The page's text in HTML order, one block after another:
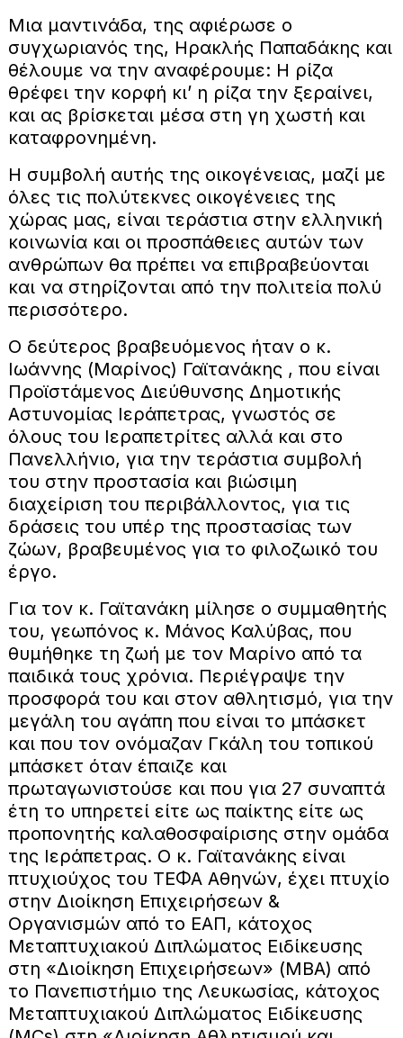
Μια μαντινάδα, της αφιέρωσε ο
συγχωριανός της, Ηρακλής Παπαδάκης και
θέλουμε να την αναφέρουμε: Η ρίζα
θρέφει την κορφή κι’ η ρίζα την ξεραίνει,
και ας βρίσκεται μέσα στη γη χωστή και
καταφρονημένη.
Η συμβολή αυτής της οικογένειας, μαζί με
όλες τις πολύτεκνες οικογένειες της
χώρας μας, είναι τεράστια στην ελληνική
κοινωνία και οι προσπάθειες αυτών των
ανθρώπων θα πρέπει να επιβραβεύονται
και να στηρίζονται από την πολιτεία πολύ
περισσότερο.
Ο δεύτερος βραβευόμενος ήταν ο κ.
Ιωάννης (Μαρίνος) Γαϊτανάκης , που είναι
Προϊστάμενος Διεύθυνσης Δημοτικής
Αστυνομίας Ιεράπετρας, γνωστός σε
όλους του Ιεραπετρίτες αλλά και στο
Πανελλήνιο, για την τεράστια συμβολή
του στην προστασία και βιώσιμη
διαχείριση του περιβάλλοντος, για τις
δράσεις του υπέρ της προστασίας των
ζώων, βραβευμένος για το φιλοζωικό του
έργο.
Για τον κ. Γαϊτανάκη μίλησε ο συμμαθητής
του, γεωπόνος κ. Μάνος Καλύβας, που
θυμήθηκε τη ζωή με τον Μαρίνο από τα
παιδικά τους χρόνια. Περιέγραψε την
προσφορά του και στον αθλητισμό, για την
μεγάλη του αγάπη που είναι το μπάσκετ
και που τον ονόμαζαν Γκάλη του τοπικού
μπάσκετ όταν έπαιζε και
πρωταγωνιστούσε και που για 27 συναπτά
έτη το υπηρετεί είτε ως παίκτης είτε ως
προπονητής καλαθοσφαίρισης στην ομάδα
της Ιεράπετρας. Ο κ. Γαϊτανάκης είναι
πτυχιούχος του ΤΕΦΑ Αθηνών, έχει πτυχίο
στην Διοίκηση Επιχειρήσεων &
Οργανισμών από το ΕΑΠ, κάτοχος
Μεταπτυχιακού Διπλώματος Ειδίκευσης
στη «Διοίκηση Επιχειρήσεων» (ΜΒΑ) από
το Πανεπιστήμιο της Λευκωσίας, κάτοχος
Μεταπτυχιακού Διπλώματος Ειδίκευσης